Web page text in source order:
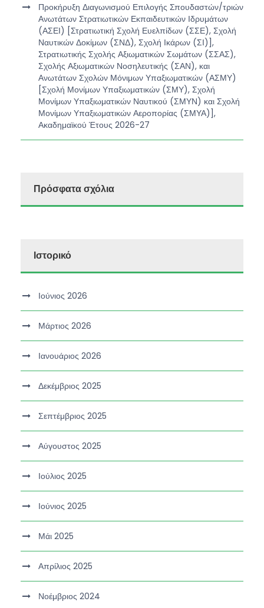
Προκήρυξη Διαγωνισμού Επιλογής Σπουδαστών/τριών
Ανωτάτων Στρατιωτικών Εκπαιδευτικών Ιδρυμάτων
(ΑΣΕΙ) [Στρατιωτική Σχολή Ευελπίδων (ΣΣΕ), Σχολή
Ναυτικών Δοκίμων (ΣΝΔ), Σχολή Ικάρων (ΣΙ)],
Στρατιωτικής Σχολής Αξιωματικών Σωμάτων (ΣΣΑΣ),
Σχολής Αξιωματικών Νοσηλευτικής (ΣΑΝ), και
Ανωτάτων Σχολών Μόνιμων Υπαξιωματικών (ΑΣΜΥ)
[Σχολή Μονίμων Υπαξιωματικών (ΣΜΥ), Σχολή
Μονίμων Υπαξιωματικών Ναυτικού (ΣΜΥΝ) και Σχολή
Μονίμων Υπαξιωματικών Αεροπορίας (ΣΜΥΑ)],
Ακαδημαϊκού Έτους 2026-27
Πρόσφατα σχόλια
Ιστορικό
Ιούνιος 2026
Μάρτιος 2026
Ιανουάριος 2026
Δεκέμβριος 2025
Σεπτέμβριος 2025
Αύγουστος 2025
Ιούλιος 2025
Ιούνιος 2025
Μάι 2025
Απρίλιος 2025
Νοέμβριος 2024